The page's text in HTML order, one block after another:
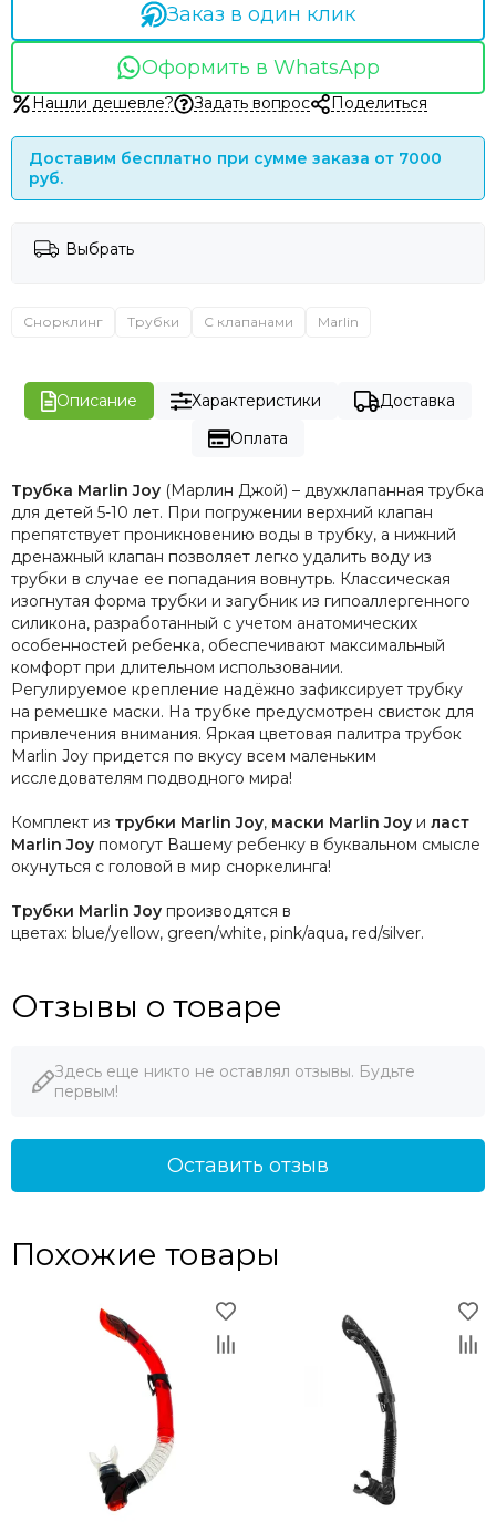
Заказ в один клик
Оформить в WhatsApp
Нашли дешевле? Задать вопрос Поделиться
Доставим бесплатно при сумме заказа от 7000
руб.
Выбрать
Снорклинг Трубки С клапанами Marlin
Описание Характеристики
Доставка
Оплата
Трубка Marlin Joy (Марлин Джой) – двухклапанная трубка
для детей 5-10 лет. При погружении верхний клапан
препятствует проникновению воды в трубку, а нижний
дренажный клапан позволяет легко удалить воду из
трубки в случае ее попадания вовнутрь. Классическая
изогнутая форма трубки и загубник из гипоаллергенного
силикона, разработанный с учетом анатомических
особенностей ребенка, обеспечивают максимальный
комфорт при длительном использовании.
Регулируемое крепление надёжно зафиксирует трубку
на ремешке маски. На трубке предусмотрен свисток для
привлечения внимания. Яркая цветовая палитра трубок
Marlin Joy придется по вкусу всем маленьким
исследователям подводного мира!
Комплект из трубки Marlin Joy, маски Marlin Joy и ласт
Marlin Joy помогут Вашему ребенку в буквальном смысле
окунуться с головой в мир сноркелинга!
Трубки Marlin Joy производятся в
цветах: blue/yellow, green/white, pink/aqua, red/silver.
Отзывы о товаре
Здесь еще никто не оставлял отзывы. Будьте
первым!
Оставить отзыв
Похожие товары